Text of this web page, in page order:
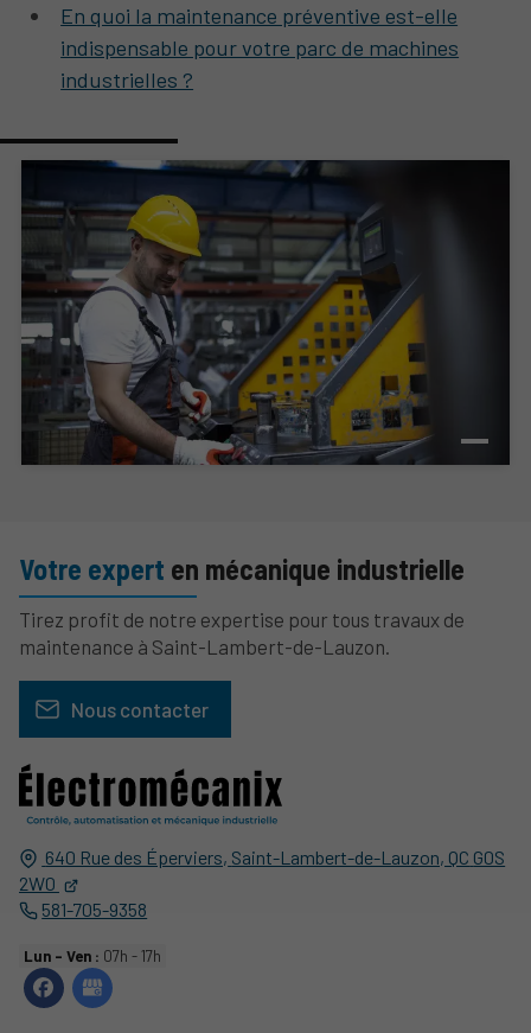
En quoi la maintenance préventive est-elle
indispensable pour votre parc de machines
industrielles ?
640 Rue des Éperviers, Saint-Lambert-de-Lauzon, QC G0S
2W0
581-705-9358
Lun - Ven : 07h - 17h
Votre expert en mécanique industrielle
Tirez profit de notre expertise pour tous travaux de
maintenance à Saint-Lambert-de-Lauzon.
Nous contacter